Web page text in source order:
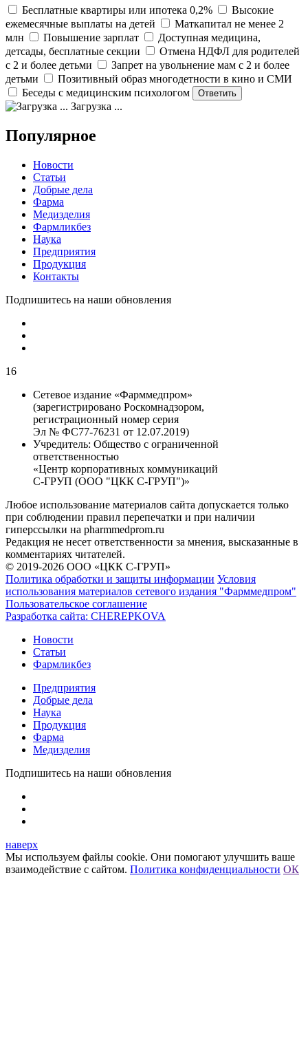
Бесплатные квартиры или ипотека 0,2%
Высокие
ежемесячные выплаты на детей
Маткапитал не менее 2
млн
Повышение зарплат
Доступная медицина,
детсады, бесплатные секции
Отмена НДФЛ для родителей
с 2 и более детьми
Запрет на увольнение мам с 2 и более
детьми
Позитивный образ многодетности в кино и СМИ
Беседы с медицинским психологом
Загрузка ...
Популярное
Новости
Статьи
Добрые дела
Фарма
Медизделия
Фармликбез
Наука
Предприятия
Продукция
Контакты
Подпишитесь на наши обновления
16
Сетевое издание «Фарммедпром»
(зарегистрировано Роскомнадзором,
регистрационный номер серия
Эл № ФС77-76231 от 12.07.2019)
Учредитель: Общество с ограниченной
ответственностью
«Центр корпоративных коммуникаций
С-ГРУП (ООО "ЦКК С-ГРУП")»
Любое использование материалов сайта допускается только
при соблюдении правил перепечатки и при наличии
гиперссылки на pharmmedprom.ru
Редакция не несет ответственности за мнения, высказанные в
комментариях читателей.
© 2019-2026 ООО «ЦКК С-ГРУП»
Политика обработки и защиты информации Условия
использования материалов сетевого издания "Фарммедпром"
Пользовательское соглашение
Разработка сайта: CHEREPKOVA
Новости
Статьи
Фармликбез
Предприятия
Добрые дела
Наука
Продукция
Фарма
Медизделия
Подпишитесь на наши обновления
наверх
Мы используем файлы cookie. Они помогают улучшить ваше
взаимодействие с сайтом. Политика конфиденциальности ОК